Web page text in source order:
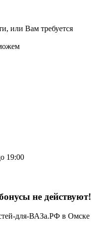
или Вам требуется
19:00
не действуют!
для-ВАЗа.РФ в Омске